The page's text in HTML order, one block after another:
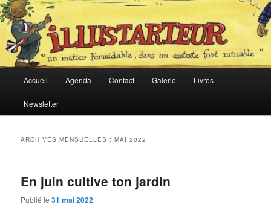
principal
Accueil Agenda Contact Galerie Livres
Newsletter
ARCHIVES MENSUELLES :MAI 2022
En juin cultive ton jardin
Publié le31 mai 2022